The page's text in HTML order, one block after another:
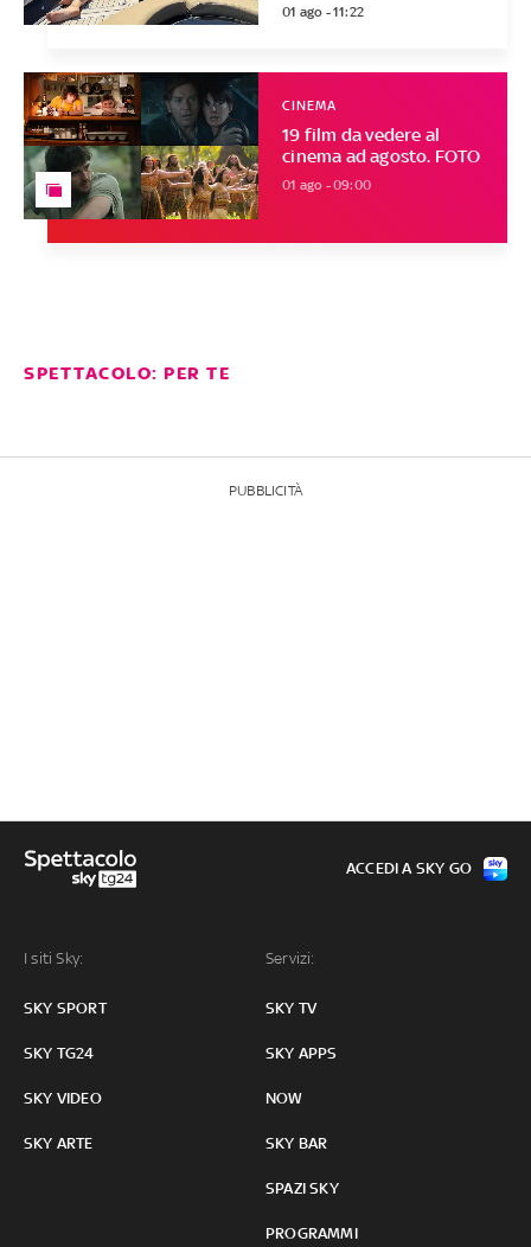
01 ago - 11:22
19 film da vedere al
cinema ad agosto. FOTO
CINEMA
01 ago - 09:00
SPETTACOLO: PER TE
PUBBLICITÀ
I siti Sky:
SKY SPORT
SKY TG24
SKY VIDEO
SKY ARTE
Servizi:
SKY TV
SKY APPS
NOW
SKY BAR
SPAZI SKY
PROGRAMMI
ACCEDI A SKY GO